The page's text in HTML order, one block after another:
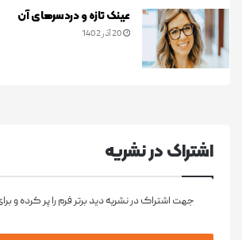
عینک تازه و دردسرهای آن
20 آذر 1402
اشتراک در نشريه
جهت اشتراک در نشریه دید برتر فرم را پر کرده و